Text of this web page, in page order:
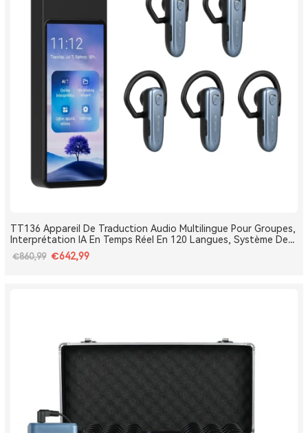
TT136 Appareil De Traduction Audio Multilingue Pour Groupes,
Interprétation IA En Temps Réel En 120 Langues, Système De
Traduction Pour Tours Et Conférences One-To-Many, Diffusion
Double Canal, Longue Portée 2.4G
€860,99 €642,99